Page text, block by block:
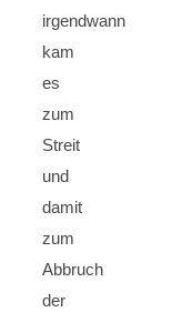
irgendwann
kam
es
zum
Streit
und
damit
zum
Abbruch
der